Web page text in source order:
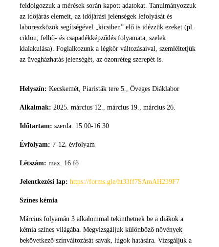
feldolgozzuk a mérések során kapott adatokat. Tanulmányozzuk
az időjárás elemeit, az időjárási jelenségek lefolyását és
laboreszközök segítségével „kicsiben” elő is idézzük ezeket (pl.
ciklon, felhő- és csapadékképződés folyamata, szelek
kialakulása). Foglalkozunk a légkör változásaival, szemléltetjük
az üvegházhatás jelenségét, az ózonréteg szerepét is.
Helyszín: Kecskemét, Piaristák tere 5., Öveges Diáklabor
Alkalmak: 2025. március 12., március 19., március 26.
Időtartam: szerda: 15.00-16.30
Évfolyam: 7-12. évfolyam
Létszám: max. 16 fő
Jelentkezési lap: https://forms.gle/ht33ff7SAmAH239F7
Színes kémia
Március folyamán 3 alkalommal tekinthetnek be a diákok a
kémia színes világába. Megvizsgáljuk különböző növények
bekövetkező színváltozását savak, lúgok hatására. Vizsgáljuk a